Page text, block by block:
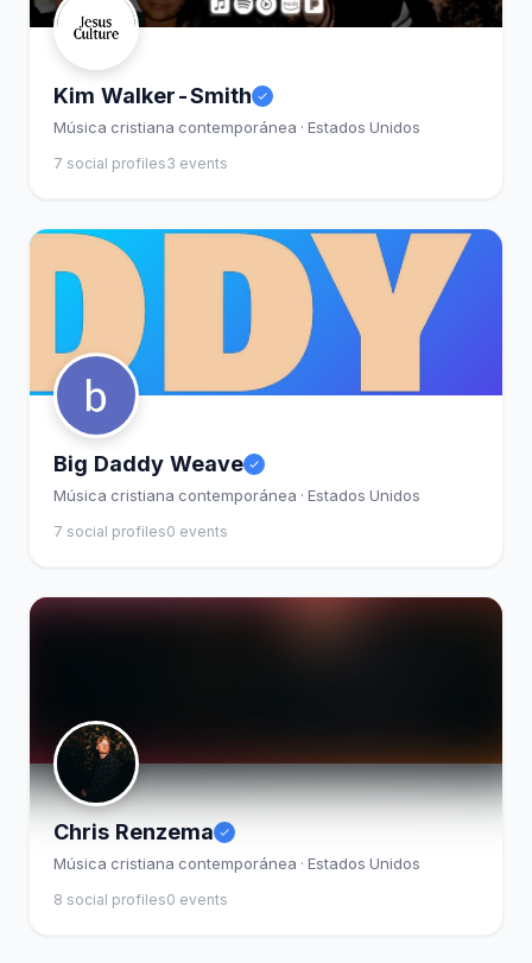
Kim Walker-Smith
Música cristiana contemporánea · Estados Unidos
7 social profiles3 events
Big Daddy Weave
Música cristiana contemporánea · Estados Unidos
7 social profiles0 events
Chris Renzema
Música cristiana contemporánea · Estados Unidos
8 social profiles0 events